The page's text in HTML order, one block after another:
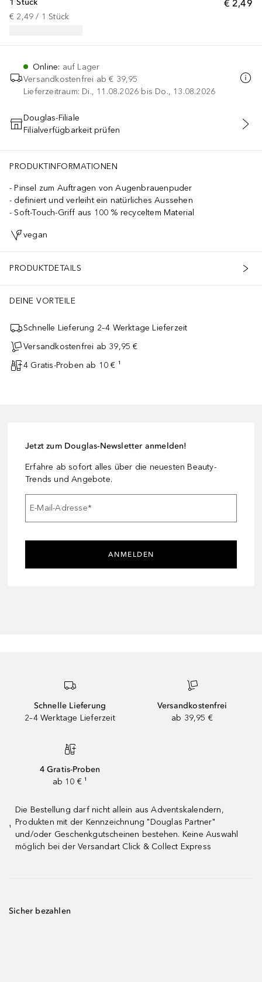
€ 2,49
1 Stück
€ 2,49 / 1 Stück
Online: auf Lager
Versandkostenfrei ab € 39,95
Lieferzeitraum: Di., 11.08.2026 bis Do., 13.08.2026
IN DEN WARENKORB
Douglas-Filiale
Filialverfügbarkeit prüfen
PRODUKTINFORMATIONEN
Pinsel zum Auftragen von Augenbrauenpuder
definiert und verleiht ein natürliches Aussehen
Soft-Touch-Griff aus 100 % recyceltem Material
vegan
PRODUKTDETAILS
DEINE VORTEILE
Schnelle Lieferung 2–4 Werktage Lieferzeit
Versandkostenfrei ab 39,95 €
4 Gratis-Proben ab 10 € ¹
Jetzt zum Douglas-Newsletter anmelden!
Erfahre ab sofort alles über die neuesten Beauty-
Trends und Angebote.
E-Mail-Adresse*
ANMELDEN
Schnelle Lieferung
2–4 Werktage Lieferzeit
Versandkostenfrei
ab 39,95 €
4 Gratis-Proben
ab 10 € ¹
¹
Die Bestellung darf nicht allein aus Adventskalendern,
Produkten mit der Kennzeichnung "Douglas Partner"
und/oder Geschenkgutscheinen bestehen. Keine Auswahl
möglich bei der Versandart Click & Collect Express
Sicher bezahlen